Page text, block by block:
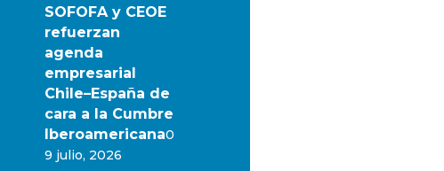
SOFOFA y CEOE
refuerzan
agenda
empresarial
Chile–España de
cara a la Cumbre
Iberoamericana0
9 julio, 2026